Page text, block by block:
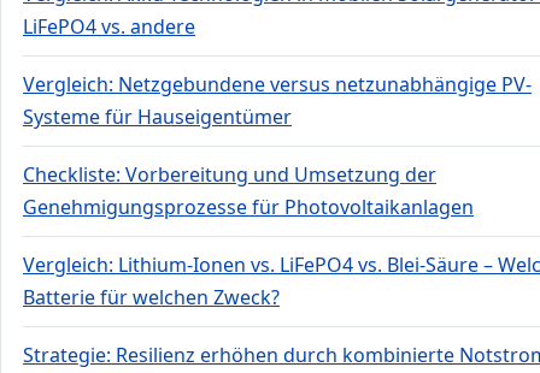
LiFePO4 vs. andere
Vergleich: Netzgebundene versus netzunabhängige PV-
Systeme für Hauseigentümer
Checkliste: Vorbereitung und Umsetzung der
Genehmigungsprozesse für Photovoltaikanlagen
Vergleich: Lithium-Ionen vs. LiFePO4 vs. Blei-Säure –
Batterie für welchen Zweck?
Strategie: Resilienz erhöhen durch kombinierte